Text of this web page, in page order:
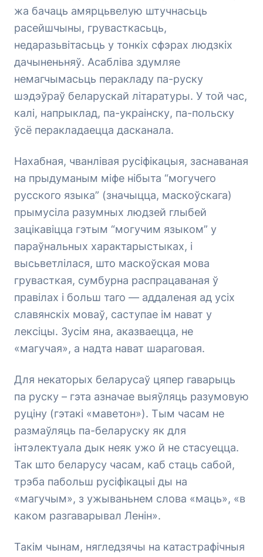
жа бачаць амярцьвелую штучнасьць
расейшчыны, грувасткасьць,
недаразьвітасьць у тонкіх сфэрах людзкіх
дачыненьняў. Асабліва здумляе
немагчымасьць перакладу па-руску
шэдэўраў беларускай літаратуры. У той час,
калі, напрыклад, па-украінску, па-польску
ўсё перакладаецца дасканала.
Нахабная, чванлівая русіфікацыя, заснаваная
на прыдуманым міфе нібыта “могучего
русского языка” (значыцца, маскоўскага)
прымусіла разумных людзей глыбей
зацікавіцца гэтым “могучим языком” у
параўнальных характарыстыках, і
высьветлілася, што маскоўская мова
грувасткая, сумбурна распрацаваная ў
правілах і больш таго — аддаленая ад усіх
славянскіх моваў, саступае ім нават у
лексіцы. Зусім яна, аказваецца, не
«магучая», а надта нават шараговая.
Для некаторых беларусаў цяпер гаварыць
па руску – гэта азначае выяўляць разумовую
руціну (гэтакі «маветон»). Тым часам не
размаўляць па-беларуску як для
інтэлектуала дык неяк ужо й не стасуецца.
Так што беларусу часам, каб стаць сабой,
трэба пабольш русіфікацыі ды на
«магучым», з ужываньнем слова «маць», «в
каком разгаварывал Ленін».
Такім чынам, нягледзячы на катастрафічныя